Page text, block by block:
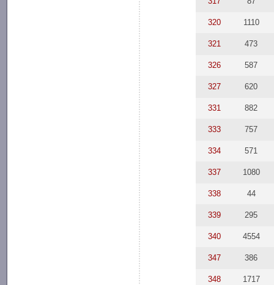
320 1110
321 473
326 587
327 620
331 882
333 757
334 571
337 1080
338 44
339 295
340 4554
347 386
348 1717